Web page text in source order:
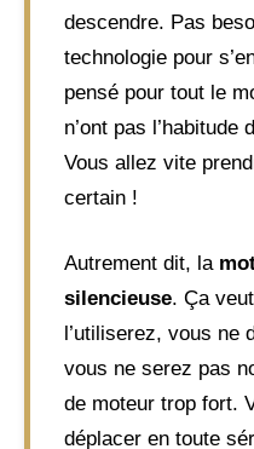
descendre. Pas
technologie pour
pensé pour tout le
n’ont pas l’habitude
Vous allez vite
certain !
Autrement dit, la
silencieuse. Ça
l’utiliserez, vous ne
vous ne serez pas
de moteur trop fort.
déplacer en toute